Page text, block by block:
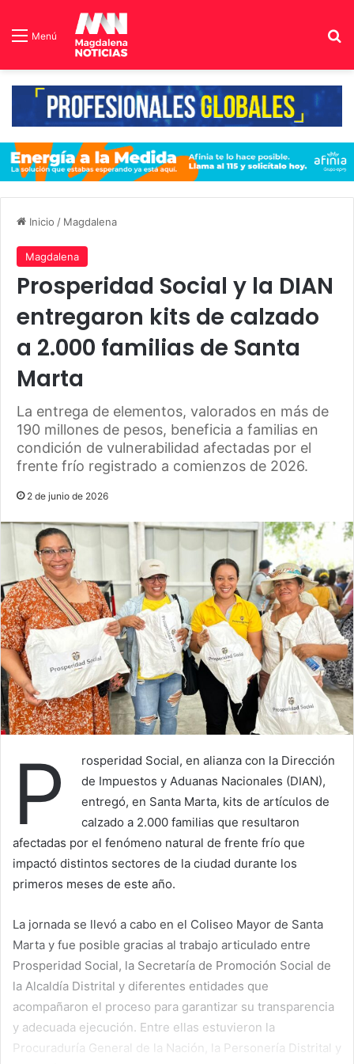
Menú
Inicio / Magdalena
Magdalena
Prosperidad Social y la DIAN
entregaron kits de calzado
a 2.000 familias de Santa
Marta
La entrega de elementos, valorados en más de
190 millones de pesos, beneficia a familias en
condición de vulnerabilidad afectadas por el
frente frío registrado a comienzos de 2026.
2 de junio de 2026
P
rosperidad Social, en alianza con la Dirección
de Impuestos y Aduanas Nacionales (DIAN),
entregó, en Santa Marta, kits de artículos de
calzado a 2.000 familias que resultaron
afectadas por el fenómeno natural de frente frío que
impactó distintos sectores de la ciudad durante los
primeros meses de este año.
La jornada se llevó a cabo en el Coliseo Mayor de Santa
Marta y fue posible gracias al trabajo articulado entre
Prosperidad Social, la Secretaría de Promoción Social de
la Alcaldía Distrital y diferentes entidades que
acompañaron el proceso para garantizar su transparencia
y adecuada ejecución. Entre ellas estuvieron la
Procuraduría General de la Nación, la Personería Distrital y